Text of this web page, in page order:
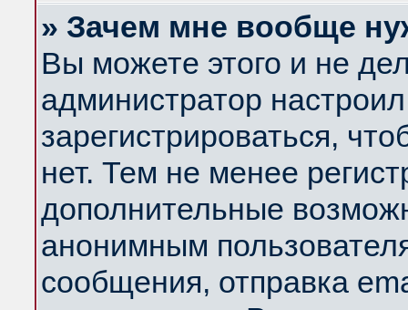
» Зачем мне вообще
Вы можете этого и не
администратор
зарегистрироваться,
нет. Тем не менее
дополнительные
анонимным
сообщения, отправка